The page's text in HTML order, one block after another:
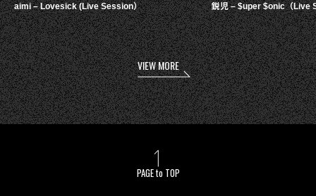
aimi – Lovesick (Live Session） 鋭児 – $uper $onic（Live
VIEW MORE
PAGE to TOP